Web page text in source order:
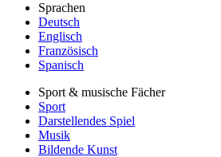
Sprachen
Deutsch
Englisch
Französisch
Spanisch
Sport & musische Fächer
Sport
Darstellendes Spiel
Musik
Bildende Kunst